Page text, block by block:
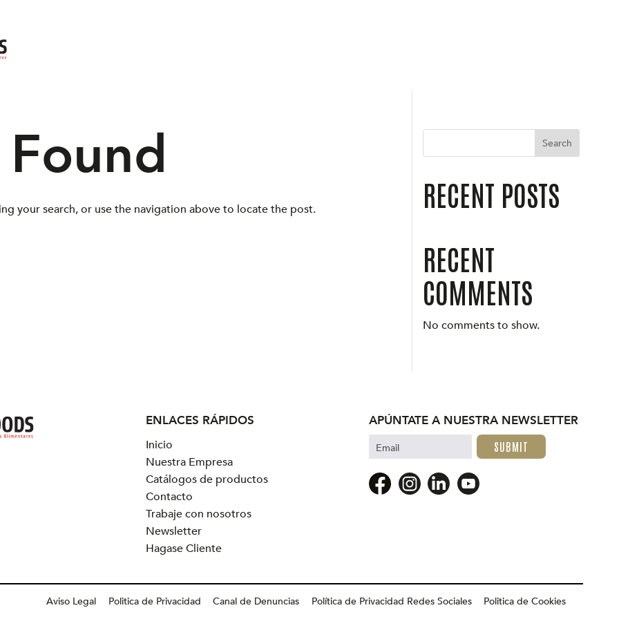
your search, or use the navigation above to locate the post.
Search
RECENT POSTS
RECENT
COMMENTS
No comments to show.
ENLACES RÁPIDOS
Inicio
Nuestra Empresa
Catálogos de productos
Contacto
Trabaje con nosotros
Newsletter
Hagase Cliente
APÚNTATE A NUESTRA NEWSLETTER
Email
Aviso Legal Politica de Privacidad Canal de Denuncias Política de Privacidad Redes Sociales Politica de Cookies